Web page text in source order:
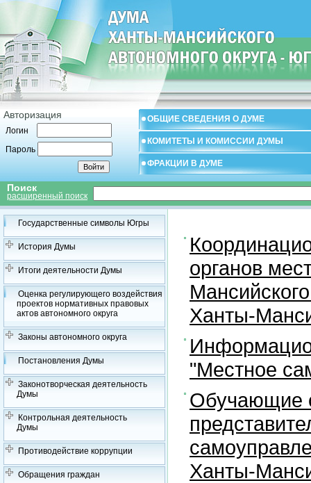
Авторизация
Логин
Пароль
ОБЩИЕ СВЕДЕНИЯ О ДУМЕ
КОМИТЕТЫ И КОМИССИИ ДУМЫ
ФРАКЦИИ В ДУМЕ
Поиск
расширенный поиск
Государственные символы Югры
История Думы
Итоги деятельности Думы
Оценка регулирующего воздействия
проектов нормативных правовых
актов автономного округа
Законы автономного округа
Постановления Думы
Законотворческая деятельность
Думы
Контрольная деятельность
Думы
Противодействие коррупции
Обращения граждан
органов
Ханты-
"Местное
Обучающие
Ханты-